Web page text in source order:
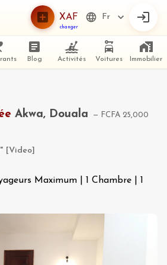
XAF
changer
Fr
Blog Activités Voitures Immobilier
Akwa, Douala — FCFA 25,000
[Video]
Maximum 1 Chambre
1